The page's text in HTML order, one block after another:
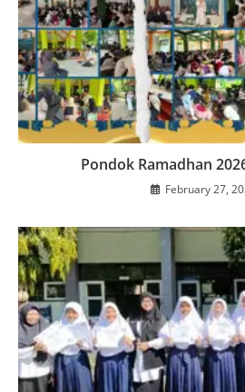
Pondok Ramadhan
February 27,